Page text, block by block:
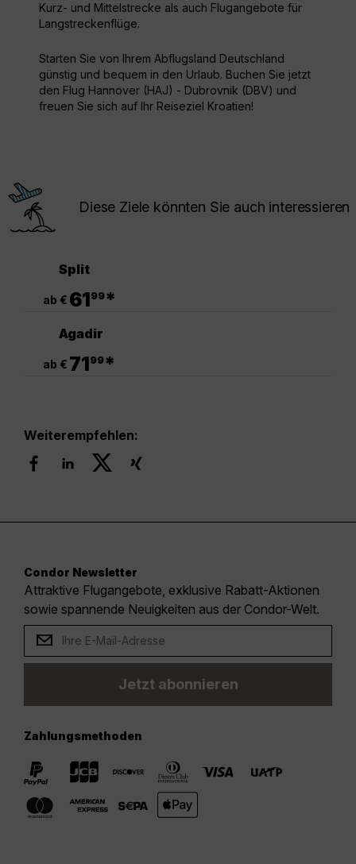
Kurz- und Mittelstrecke als auch Flugangebote für
Langstreckenflüge.
Starten Sie von Ihrem Abflugsland Deutschland
günstig und bequem in den Urlaub. Buchen Sie jetzt
den Flug Hannover (HAJ) - Dubrovnik (DBV) und
freuen Sie sich auf Ihr Reiseziel Kroatien!
Diese Ziele könnten Sie auch interessieren
Split
ab € 6199*
Agadir
ab € 7199*
Weiterempfehlen:
Condor Newsletter
Attraktive Flugangebote, exklusive Rabatt-Aktionen
sowie spannende Neuigkeiten aus der Condor-Welt.
Jetzt abonnieren
Zahlungsmethoden